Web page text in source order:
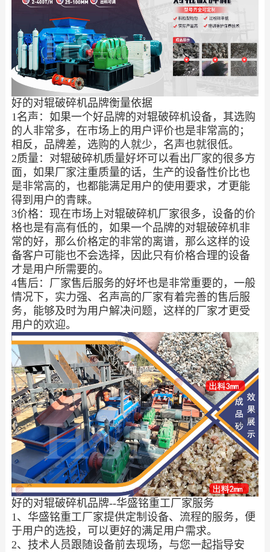
好的对辊破碎机品牌衡量依据
1名声：如果一个好品牌的对辊破碎机设备，其选购
的人非常多，在市场上的用户评价也是非常高的；
相反，品牌差，选购的人就少，名声也就很低。
2质量：对辊破碎机质量好坏可以看出厂家的很多方
面，如果厂家注重质量的话，生产的设备性价比也
是非常高的，也都能满足用户的使用要求，才更能
得到用户的青睐。
3价格：现在市场上对辊破碎机厂家很多，设备的价
格也是有高有低的，如果一个品牌的对辊破碎机非
常的好，那么价格定的非常的离谱，那么这样的设
备客户可能也不会选择，因此只有价格合理的设备
才是用户所需要的。
4售后：厂家售后服务的好坏也是非常重要的，一般
情况下，实力强、名声高的厂家有着完善的售后服
务，能够及时为用户解决问题，这样的厂家才更受
用户的欢迎。
好的对辊破碎机品牌--华盛铭重工厂家服务
1、华盛铭重工厂家提供定制设备、流程的服务，便
于用户的选投，可以更好的满足用户需求。
2、技术人员跟随设备前去现场，与您一起指导安